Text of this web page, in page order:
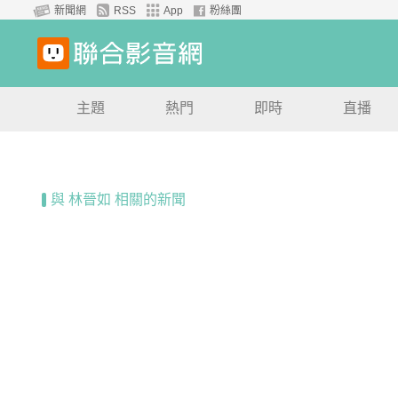
新聞網 RSS App 粉絲團
主題 熱門 即時 直播
與 林晉如 相關的新聞